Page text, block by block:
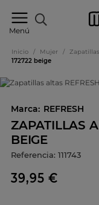
Menú
Inicio / Mujer / Zapatillas
172722 beige
Marca: REFRESH
ZAPATILLAS
BEIGE
Referencia: 111743
39,95 €